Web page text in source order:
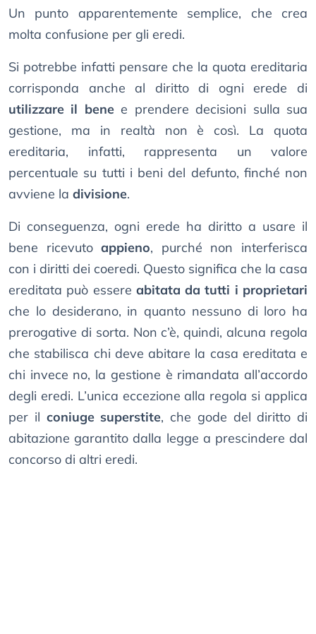
Un punto apparentemente semplice, che crea
molta confusione per gli eredi.
Si potrebbe infatti pensare che la quota ereditaria
corrisponda anche al diritto di ogni erede di
utilizzare il benee prendere decisioni sulla sua
gestione, ma in realtà non è così. La quota
ereditaria, infatti, rappresenta un valore
percentuale su tutti i beni del defunto, finché non
avviene la divisione.
Di conseguenza, ogni erede ha diritto a usare il
bene ricevutoappieno, purché non interferisca
con i diritti dei coeredi. Questo significa che la casa
ereditata può essere abitata da tutti i proprietari
che lo desiderano, in quanto nessuno di loro ha
prerogative di sorta. Non c’è, quindi, alcuna regola
che stabilisca chi deve abitare la casa ereditata e
chi invece no, la gestione è rimandata all’accordo
degli eredi. L’unica eccezione alla regola si applica
per il coniuge superstite, che gode del diritto di
abitazione garantito dalla legge a prescindere dal
concorso di altri eredi.